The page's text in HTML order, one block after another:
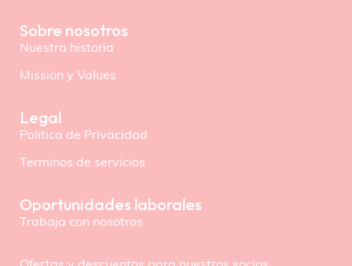
Sobre nosotros
Nuestra historia
Mission y Values
Legal
Politica de Privacidad
Terminos de servicios
Oportunidades laborales
Trabaja con nosotros